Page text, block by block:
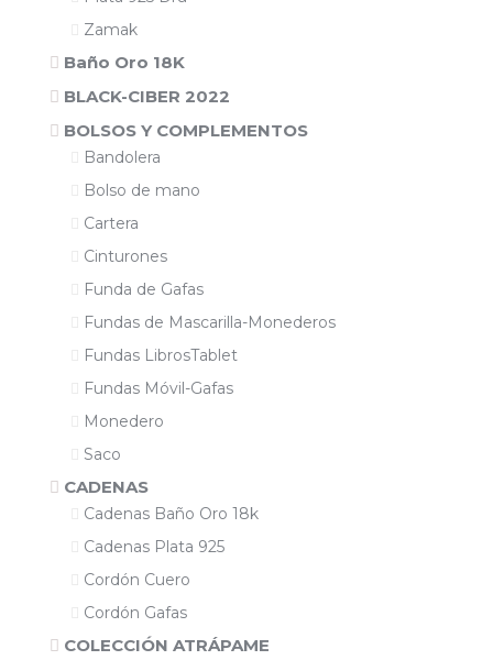
Zamak
Baño Oro 18K
BLACK-CIBER 2022
BOLSOS Y COMPLEMENTOS
Bandolera
Bolso de mano
Cartera
Cinturones
Funda de Gafas
Fundas de Mascarilla-Monederos
Fundas LibrosTablet
Fundas Móvil-Gafas
Monedero
Saco
CADENAS
Cadenas Baño Oro 18k
Cadenas Plata 925
Cordón Cuero
Cordón Gafas
COLECCIÓN ATRÁPAME